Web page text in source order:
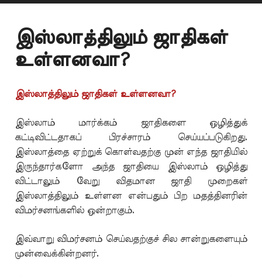
இஸ்லாத்திலும் ஜாதிகள்
உள்ளனவா?
இஸ்லாத்திலும் ஜாதிகள் உள்ளனவா?
இஸ்லாம் மார்க்கம் ஜாதிகளை ஒழித்துக்
கட்டிவிட்டதாகப் பிரச்சாரம் செய்யப்படுகிறது.
இஸ்லாத்தை ஏற்றுக் கொள்வதற்கு முன் எந்த ஜாதியில்
இருந்தார்களோ அந்த ஜாதியை இஸ்லாம் ஒழித்து
விட்டாலும் வேறு விதமான ஜாதி முறைகள்
இஸ்லாத்திலும் உள்ளன என்பதும் பிற மதத்தினரின்
விமர்சனங்களில் ஒன்றாகும்.
இவ்வாறு விமர்சனம் செய்வதற்குச் சில சான்றுகளையும்
முன்வைக்கின்றனர்.